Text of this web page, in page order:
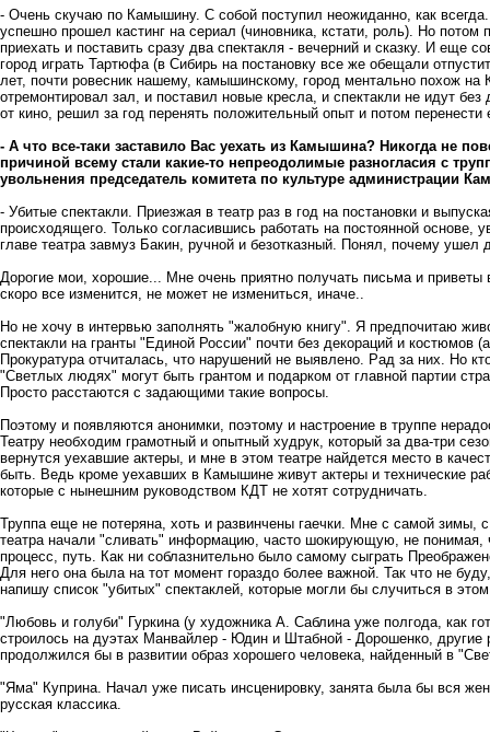
- Очень скучаю по Камышину. С собой поступил неожиданно, как
успешно прошел кастинг на сериал (чиновника, кстати, роль). Но потом
приехать и поставить сразу два спектакля - вечерний и сказку. И еще
город играть Тартюфа (в Сибирь на постановку все же обещали
лет, почти ровесник нашему, камышинскому, город ментально похож
отремонтировал зал, и поставил новые кресла, и спектакли не идут
от кино, решил за год перенять положительный опыт и потом
- А что все-таки заставило Вас уехать из Камышина? Никогда не
причиной всему стали какие-то непреодолимые разногласия с
увольнения председатель комитета по культуре администрации
- Убитые спектакли. Приезжая в театр раз в год на постановки и
происходящего. Только согласившись работать на постоянной основе,
главе театра завмуз Бакин, ручной и безотказный. Понял, почему
Дорогие мои, хорошие... Мне очень приятно получать письма и
скоро все изменится, не может не измениться, иначе..
Но не хочу в интервью заполнять "жалобную книгу". Я предпочитаю
спектакли на гранты "Единой России" почти без декораций и костюмов
Прокуратура отчиталась, что нарушений не выявлено. Рад за них. Но
"Светлых людях" могут быть грантом и подарком от главной партии
Просто расстаются с задающими такие вопросы.
Поэтому и появляются анонимки, поэтому и настроение в труппе
Театру необходим грамотный и опытный худрук, который за два-три
вернутся уехавшие актеры, и мне в этом театре найдется место в
быть. Ведь кроме уехавших в Камышине живут актеры и технические
которые с нынешним руководством КДТ не хотят сотрудничать.
Труппа еще не потеряна, хоть и развинчены гаечки. Мне с самой зимы,
театра начали "сливать" информацию, часто шокирующую, не понимая,
процесс, путь. Как ни соблазнительно было самому сыграть
Для него она была на тот момент гораздо более важной. Так что не
напишу список "убитых" спектаклей, которые могли бы случиться в
"Любовь и голуби" Гуркина (у художника А. Саблина уже полгода, как
строилось на дуэтах Манвайлер - Юдин и Штабной - Дорошенко,
продолжился бы в развитии образ хорошего человека, найденный в
"Яма" Куприна. Начал уже писать инсценировку, занята была бы вся
русская классика.